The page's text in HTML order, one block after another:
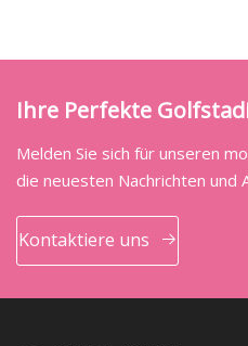
Ihre Perfekte
Melden Sie sich für unseren
die neuesten Nachrichten und
Kontaktiere uns